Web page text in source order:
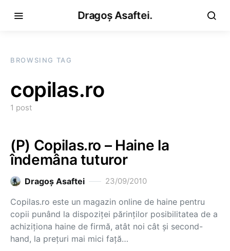
Dragoș Asaftei.
BROWSING TAG
copilas.ro
1 post
(P) Copilas.ro – Haine la
îndemâna tuturor
Dragoş Asaftei 23/09/2010
Copilas.ro este un magazin online de haine pentru
copii punând la dispoziţei părinţilor posibilitatea de a
achiziţiona haine de firmă, atât noi cât şi second-
hand, la preţuri mai mici faţă…